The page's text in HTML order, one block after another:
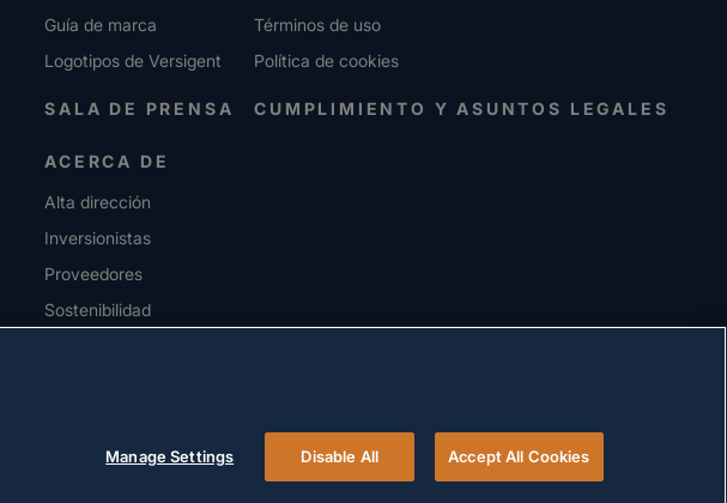
Guía de marca
Logotipos de Versigent
SALA DE PRENSA
ACERCA DE
Alta dirección
Inversionistas
Proveedores
Sostenibilidad
Términos de uso
Política de cookies
CUMPLIMIENTO Y ASUNTOS LEGALES
© 2026 Versigent. All rights reserved
Manage Settings Disable All Accept All Cookies